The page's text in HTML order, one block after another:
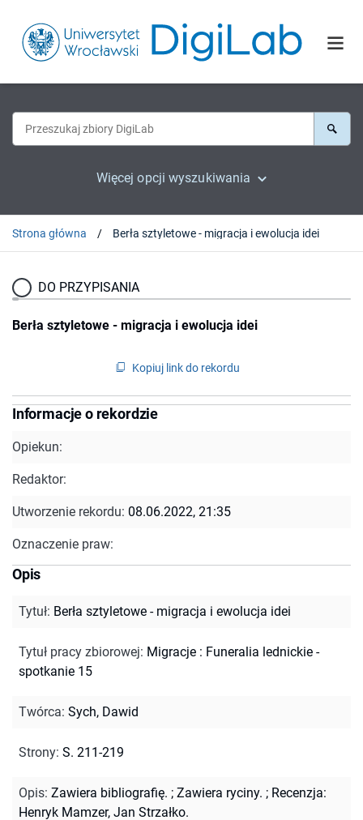
Więcej opcji wyszukiwania
Strona główna Berła sztyletowe - migracja i ewolucja idei
DO PRZYPISANIA
Berła sztyletowe - migracja i ewolucja idei
Kopiuj link do rekordu
Informacje o rekordzie
Opiekun:
Redaktor:
Utworzenie rekordu: 08.06.2022, 21:35
Oznaczenie praw:
Opis
Tytuł: Berła sztyletowe - migracja i ewolucja idei
Tytuł pracy zbiorowej: Migracje : Funeralia lednickie -
spotkanie 15
Twórca: Sych, Dawid
Strony: S. 211-219
Opis: Zawiera bibliografię. ; Zawiera ryciny. ; Recenzja:
Henryk Mamzer, Jan Strzałko.